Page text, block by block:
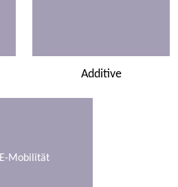
Additive
E-Mobilität